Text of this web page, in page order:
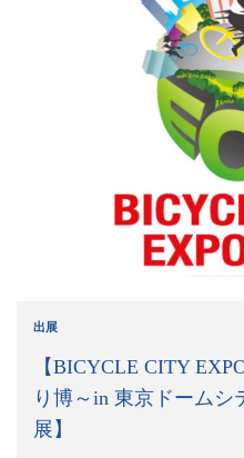
出展
【BICYCLE CITY
り博～in 東京ドームシ
展】